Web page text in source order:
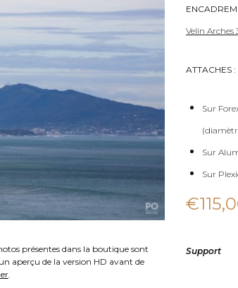
présentes dans la boutique sont
aperçu de la version HD avant de
.
Velin Arches
ATTACHES :
Sur
Sur
Sur
€
Support